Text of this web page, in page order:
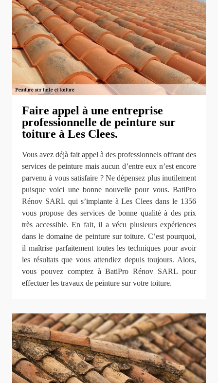
Faire appel à une entreprise
professionnelle de peinture sur
toiture à Les Clees.
Vous avez déjà fait appel à des professionnels offrant des
services de peinture mais aucun d’entre eux n’est encore
parvenu à vous satisfaire ? Ne dépensez plus inutilement
puisque voici une bonne nouvelle pour vous. BatiPro
Rénov SARL qui s’implante à Les Clees dans le 1356
vous propose des services de bonne qualité à des prix
très accessible. En fait, il a vécu plusieurs expériences
dans le domaine de peinture sur toiture. C’est pourquoi,
il maîtrise parfaitement toutes les techniques pour avoir
les résultats que vous attendiez depuis toujours. Alors,
vous pouvez comptez à BatiPro Rénov SARL pour
effectuer les travaux de peinture sur votre toiture.